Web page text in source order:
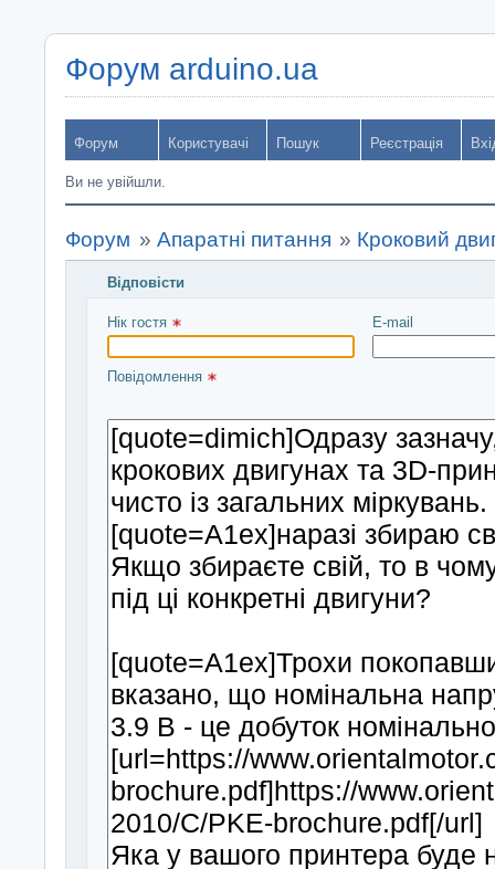
Форум arduino.ua
Форум Користувачі Пошук Реєстрація
Ви не увійшли.
Форум » Апаратні питання » Кроковий
Відповісти
Введіть повідомлення і натисніть Надіслати
Нік гостя E-mail
Повідомлення